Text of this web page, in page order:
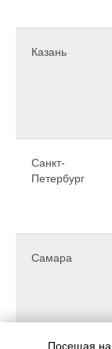
Посещая
Казань
Санкт-
Петербург
Самара